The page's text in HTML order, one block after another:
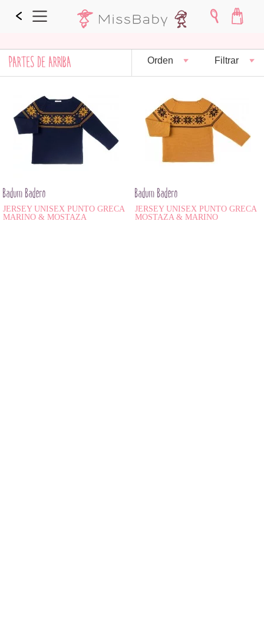
PARTES DE ARRIBA Orden Filtrar
Badum Badero
JERSEY UNISEX PUNTO GRECA
MARINO & MOSTAZA
Badum Badero
JERSEY UNISEX PUNTO GRECA
MOSTAZA & MARINO